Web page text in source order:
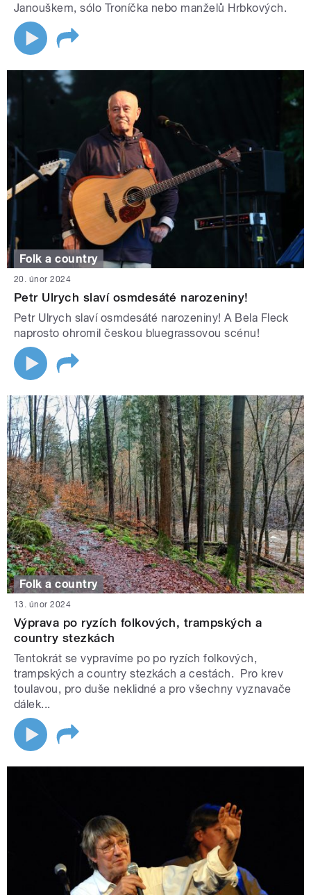
Janouškem, sólo Troníčka nebo manželů Hrbkových.
Folk a country
20. únor 2024
Petr Ulrych slaví osmdesáté narozeniny!
Petr Ulrych slaví osmdesáté narozeniny! A Bela Fleck
naprosto ohromil českou bluegrassovou scénu!
Folk a country
13. únor 2024
Výprava po ryzích folkových, trampských a
country stezkách
Tentokrát se vypravíme po po ryzích folkových,
trampských a country stezkách a cestách. Pro krev
toulavou, pro duše neklidné a pro všechny vyznavače
dálek...